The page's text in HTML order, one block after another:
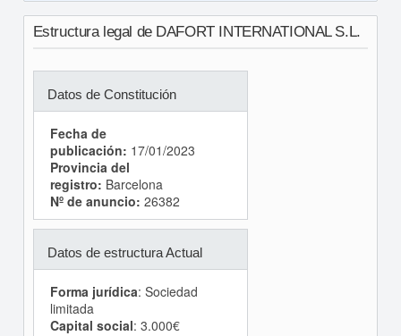
Estructura legal de DAFORT INTERNATIONAL S.L.
Datos de Constitución
Fecha de
publicación: 17/01/2023
Provincia del
registro: Barcelona
Nº de anuncio: 26382
Datos de estructura Actual
Forma jurídica: Sociedad
limitada
Capital social: 3.000€